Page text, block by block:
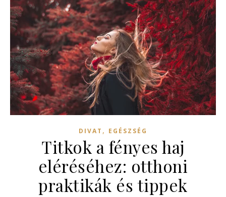
DIVAT , EGÉSZSÉG
Titkok a fényes haj
eléréséhez: otthoni
praktikák és tippek